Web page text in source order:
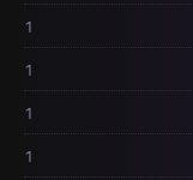
1
1
1
1